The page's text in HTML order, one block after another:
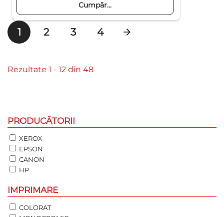
Cumpăr...
1 2 3 4
Rezultate 1 - 12 din 48
PRODUCĂTORII
XEROX
EPSON
CANON
HP
IMPRIMARE
COLORAT